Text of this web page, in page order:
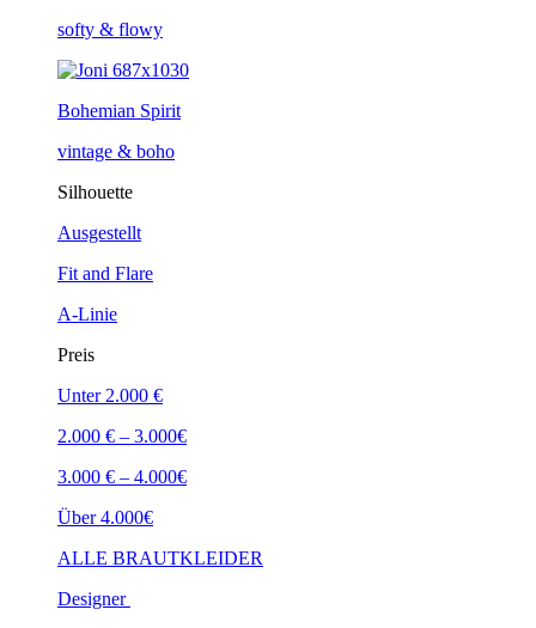
softy & flowy
Bohemian Spirit
vintage & boho
Silhouette
Ausgestellt
Fit and Flare
A-Linie
Preis
Unter 2.000 €
2.000 € – 3.000€
3.000 € – 4.000€
Über 4.000€
ALLE BRAUTKLEIDER
Designer